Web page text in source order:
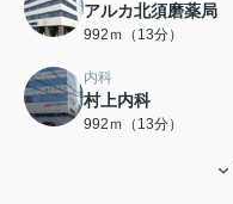
アルカ北須磨薬局
992ｍ（13分）
内科
村上内科
992ｍ（13分）